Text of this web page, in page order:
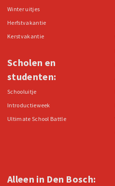
Winter uitjes
Herfstvakantie
Kerstvakantie
Scholen en
studenten:
Schooluitje
Introductieweek
Ultimate School Battle
Alleen in Den Bosch: